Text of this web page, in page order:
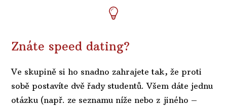
Znáte speed dating?
Ve skupině si ho snadno zahrajete tak, že proti
sobě postavíte dvě řady studentů. Všem dáte jednu
otázku (např. ze seznamu níže nebo z jiného –